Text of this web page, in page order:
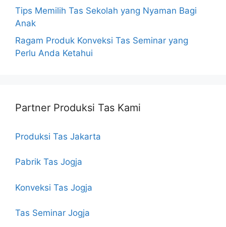
Tips Memilih Tas Sekolah yang Nyaman Bagi
Anak
Ragam Produk Konveksi Tas Seminar yang
Perlu Anda Ketahui
Partner Produksi Tas Kami
Produksi Tas Jakarta
Pabrik Tas Jogja
Konveksi Tas Jogja
Tas Seminar Jogja